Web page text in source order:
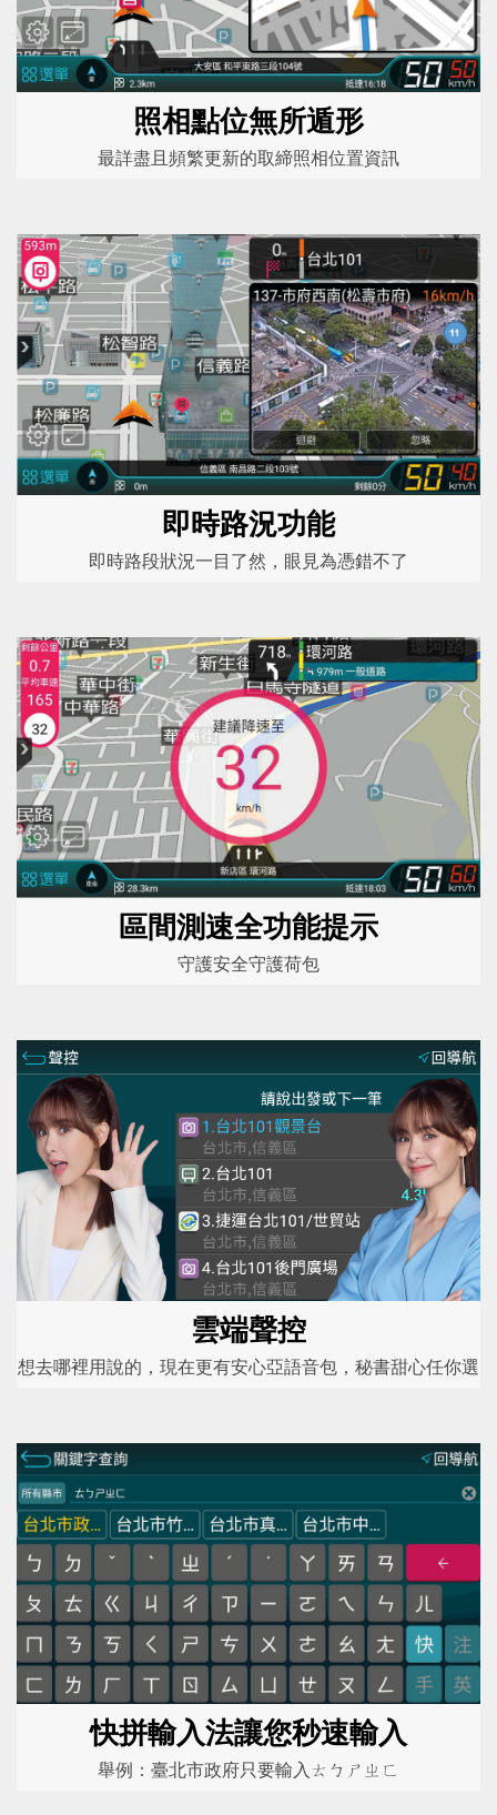
照相點位無所遁形
最詳盡且頻繁更新的取締照相位置資訊
即時路況功能
即時路段狀況一目了然，眼見為憑錯不了
區間測速全功能提示
守護安全守護荷包
雲端聲控
想去哪裡用說的，現在更有安心亞語音包，秘書甜心任你選
快拼輸入法讓您秒速輸入
舉例：臺北市政府只要輸入ㄊㄅㄕㄓㄈ